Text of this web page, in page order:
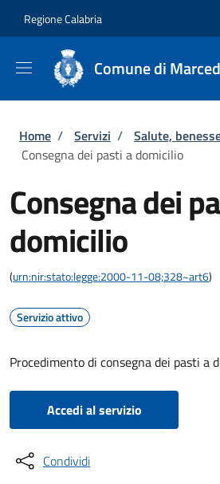
Regione Calabria
Comune di
Briciole di pane
Home / Servizi / Salute,
Consegna dei pasti a domicilio
Consegna dei
domicilio
(urn:nir:stato:legge:2000-11-08;328~art6)
Servizio attivo
Procedimento di consegna dei pasti a
Accedi al servizio
Condividi